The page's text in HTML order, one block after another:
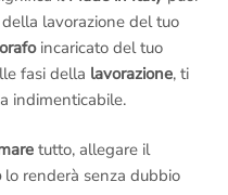
lavorazione del tuo
incaricato del tuo
fasi della lavorazione, ti
indimenticabile.
tutto, allegare il
lo renderà senza dubbio